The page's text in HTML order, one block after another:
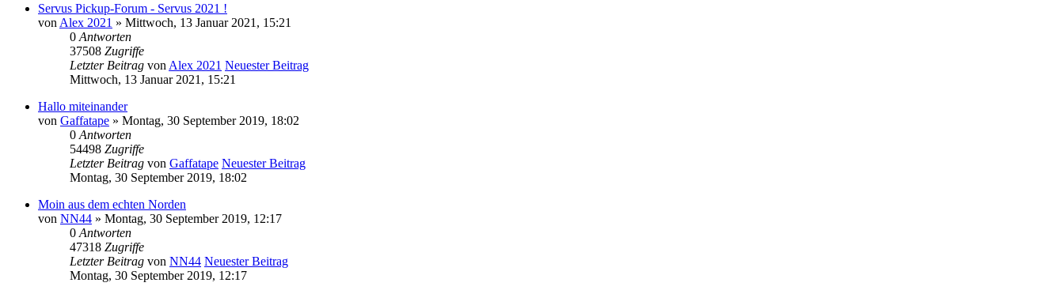
Servus Pickup-Forum - Servus 2021 !
von Alex 2021 » Mittwoch, 13 Januar 2021, 15:21
0 Antworten
37508 Zugriffe
Letzter Beitrag von Alex 2021 Neuester Beitrag
Mittwoch, 13 Januar 2021, 15:21
Hallo miteinander
von Gaffatape » Montag, 30 September 2019, 18:02
0 Antworten
54498 Zugriffe
Letzter Beitrag von Gaffatape Neuester Beitrag
Montag, 30 September 2019, 18:02
Moin aus dem echten Norden
von NN44 » Montag, 30 September 2019, 12:17
0 Antworten
47318 Zugriffe
Letzter Beitrag von NN44 Neuester Beitrag
Montag, 30 September 2019, 12:17